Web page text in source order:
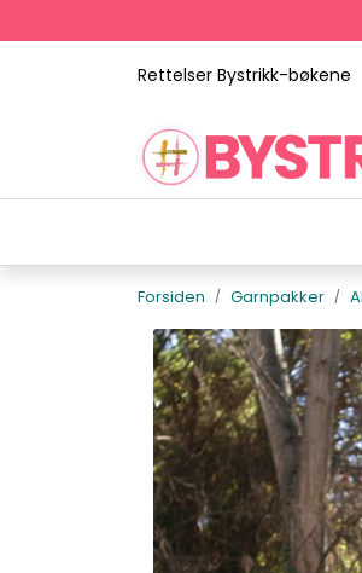
Rettelser Bystrikk-bøkene
Forsiden Garnpakker